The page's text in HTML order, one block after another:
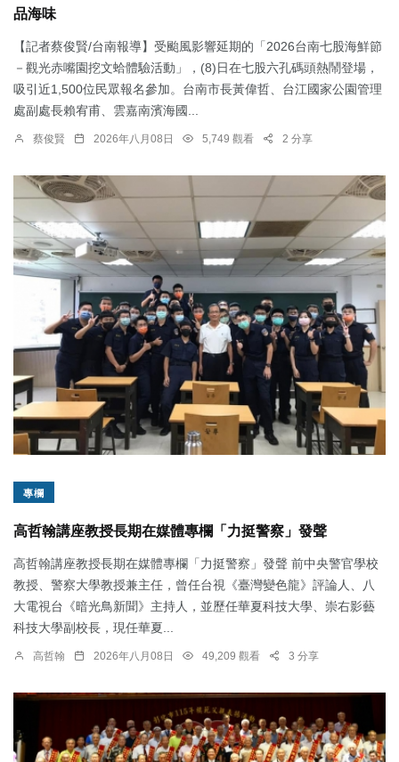
品海味
【記者蔡俊賢/台南報導】受颱風影響延期的「2026台南七股海鮮節
－觀光赤嘴園挖文蛤體驗活動」，(8)日在七股六孔碼頭熱鬧登場，
吸引近1,500位民眾報名參加。台南市長黃偉哲、台江國家公園管理
處副處長賴宥甫、雲嘉南濱海國...
蔡俊賢 2026年八月08日 5,749 觀看 2 分享
專欄
高哲翰講座教授長期在媒體專欄「力挺警察」發聲
高哲翰講座教授長期在媒體專欄「力挺警察」發聲 前中央警官學校
教授、警察大學教授兼主任，曾任台視《臺灣變色龍》評論人、八
大電視台《暗光鳥新聞》主持人，並歷任華夏科技大學、崇右影藝
科技大學副校長，現任華夏...
高哲翰 2026年八月08日 49,209 觀看 3 分享